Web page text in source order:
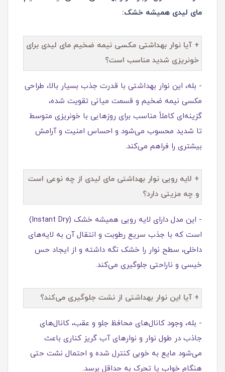
مای لیدی همیشه خشک:
+ آیا نوار بهداشتی مکسی نیمه ضخیم مای لیدی برای
خونریزی شدید مناسب است؟
- بله، این نوار بهداشتی با قدرت جذب بسیار بالا، طراحی
مکسی نیمه ضخیم و قسمت میانی تقویت شده،
گزینه‌ای کاملاً مناسب برای روزهایی با خونریزی متوسط
تا شدید محسوب می‌شود و احساس امنیت و آرامش
بیشتری را فراهم می‌کند.
+ لایه رویی نوار بهداشتی مای لیدی از چه نوعی است
و چه مزیتی دارد؟
- این مدل دارای لایه رویی همیشه خشک (Instant Dry)
است که با جذب سریع رطوبت و انتقال آن به لایه‌های
داخلی، سطح نوار را خشک نگه داشته و از ایجاد حس
خیسی و ناراحتی جلوگیری می‌کند.
+ آیا این نوار بهداشتی از نشت جلوگیری می‌کند؟
- بله، وجود کانال‌های محافظ جلو و عقب، کانال‌های
جاذب در طول نوار و نوارهای آب‌ گریز کناری باعث
می‌شود مایع به‌ خوبی کنترل شده و احتمال نشت حتی
هنگام خواب یا تحرک به حداقل برسد.